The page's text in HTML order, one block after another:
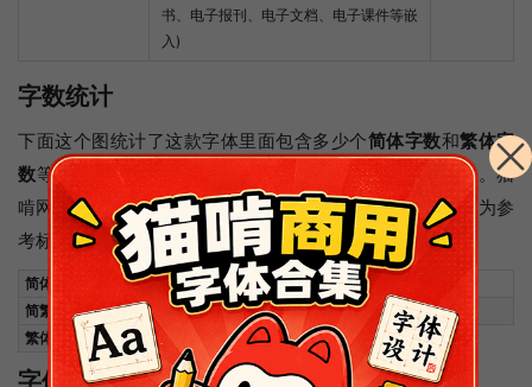
书、电子报刊、电子文档、电子课件等嵌
入)
字数统计
下面这个图统计了这款字体里面包含多少个简体字数和繁体字
数等信息，方便大家直观地了解这款字体的简繁字体数量。猫
啃网对字数的评星主要以“GB/T 2312”与“五大码 (Big5)"作为参
考标准，这两个标准字数字做满或接近满分即为五星。
简体中文编码
简繁中文编码
统一码区段
繁体中文编码
字体安装